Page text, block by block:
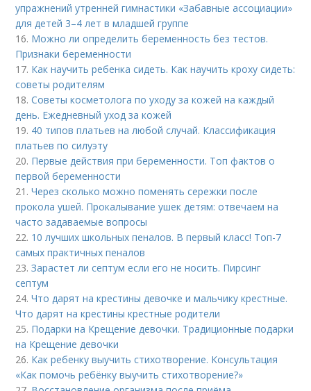
упражнений утренней гимнастики «Забавные ассоциации»
для детей 3–4 лет в младшей группе
16. Можно ли определить беременность без тестов.
Признаки беременности
17. Как научить ребенка сидеть. Как научить кроху сидеть:
советы родителям
18.Советы косметолога по уходу за кожей на каждый
день. Ежедневный уход за кожей
19. 40 типов платьев на любой случай. Классификация
платьев по силуэту
20. Первые действия при беременности. Топ фактов о
первой беременности
21.Через сколько можно поменять сережки после
прокола ушей. Прокалывание ушек детям: отвечаем на
часто задаваемые вопросы
22. 10 лучших школьных пеналов. В первый класс! Топ-7
самых практичных пеналов
23.Зарастет ли септум если его не носить. Пирсинг
септум
24.Что дарят на крестины девочке и мальчику крестные.
Что дарят на крестины крестные родители
25. Подарки на Крещение девочки. Традиционные подарки
на Крещение девочки
26. Как ребенку выучить стихотворение. Консультация
«Как помочь ребёнку выучить стихотворение?»